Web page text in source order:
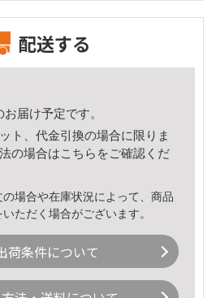
配送する
届け予定です。
ト、代金引換の場合に限りま
の場合はこちら をご確認くだ
場合や在庫状況によって、商品
ただく場合がございます。
荷条件について